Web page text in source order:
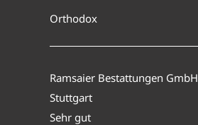
Orthodox
Ramsaier Bestattungen GmbH
Stuttgart
Sehr gut